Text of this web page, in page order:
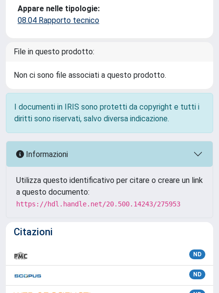
Appare nelle tipologie:
08.04 Rapporto tecnico
File in questo prodotto:
Non ci sono file associati a questo prodotto.
I documenti in IRIS sono protetti da copyright e tutti i
diritti sono riservati, salvo diversa indicazione.
Informazioni
Utilizza questo identificativo per citare o creare un link
a questo documento:
https://hdl.handle.net/20.500.14243/275953
Citazioni
ND
ND